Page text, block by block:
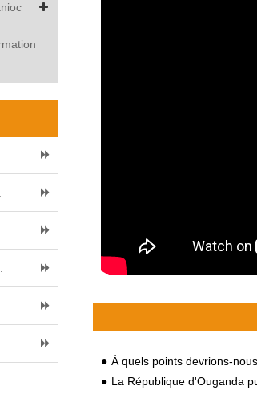
À quels points devrions-nous accorder
La République d'Ouganda publie